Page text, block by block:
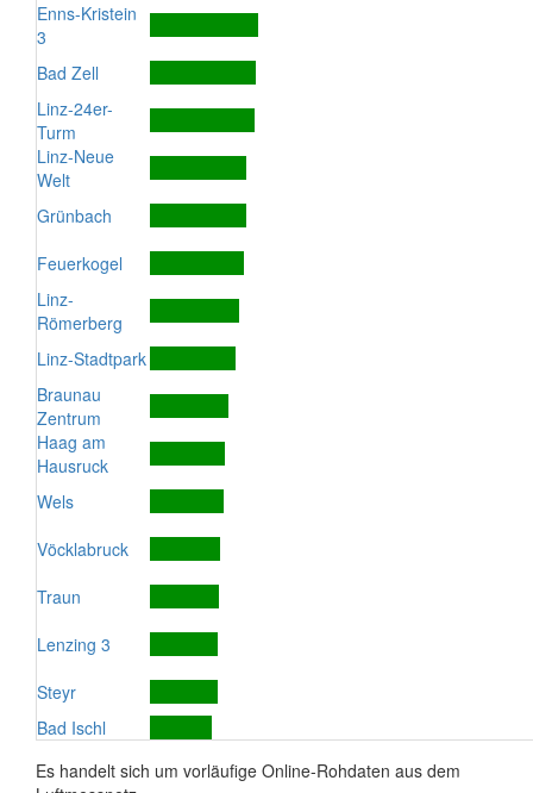
Enns-Kristein
3
Bad Zell
Linz-24er-
Turm
Linz-Neue
Welt
Grünbach
Feuerkogel
Linz-
Römerberg
Linz-Stadtpark
Braunau
Zentrum
Haag am
Hausruck
Wels
Vöcklabruck
Traun
Lenzing 3
Steyr
Bad Ischl
Es handelt sich um vorläufige Online-Rohdaten aus dem